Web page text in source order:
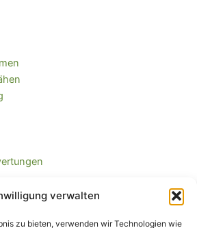
verwalten
zu bieten, verwenden wir Technologien wie
ab 35 EUR (DE) und